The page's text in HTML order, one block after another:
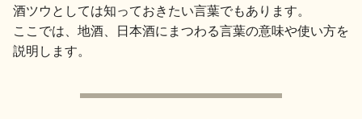
地酒蔵元会検定
酒ツウとしては知っておきたい言葉でもあります。
ここでは、地酒、日本酒にまつわる言葉の意味や使い方を
説明します。